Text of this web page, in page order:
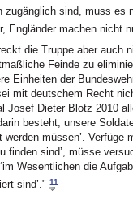
zugänglich sind, muss es
Engländer machen nicht
die Truppe aber auch
Feinde zu
Einheiten der
mit deutschem Recht
Josef Dieter Blotz 2010
besteht, unsere
müssen’. Verfüge
finden sind’, müsse
Wesentlichen die
sind’." 11